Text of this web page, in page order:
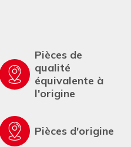
Pièces de
qualité
équivalente à
l'origine
Pièces d'origine